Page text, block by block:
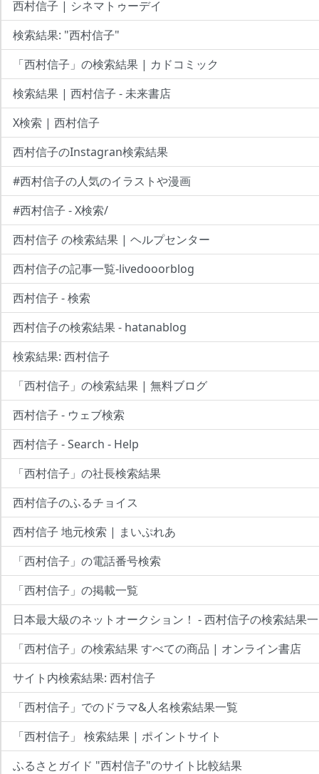
西村信子 | シネマトゥーデイ
検索結果: "西村信子"
「西村信子」の検索結果 | カドコミック
検索結果 | 西村信子 - 未来書店
X検索 | 西村信子
西村信子のInstagran検索結果
#西村信子の人気のイラストや漫画
#西村信子 - X検索/
西村信子 の検索結果 | ヘルプセンター
西村信子の記事一覧-livedooorblog
西村信子 - 検索
西村信子の検索結果 - hatanablog
検索結果: 西村信子
「西村信子」の検索結果 | 無料ブログ
西村信子 - ウェブ検索
西村信子 - Search - Help
「西村信子」の社長検索結果
西村信子のふるチョイス
西村信子 地元検索 | まいぷれあ
「西村信子」の電話番号検索
「西村信子」の掲載一覧
日本最大級のネットオークション！ - 西村信子の検索結果
「西村信子」の検索結果 すべての商品 | オンライン書店
サイト内検索結果: 西村信子
「西村信子」でのドラマ&人名検索結果一覧
「西村信子」 検索結果 | ポイントサイト
ふるさとガイド "西村信子"のサイト比較結果